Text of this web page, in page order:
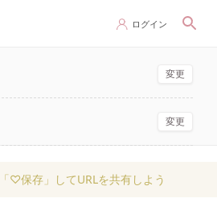
ログイン
変更
変更
♡保存」してURLを共有しよう